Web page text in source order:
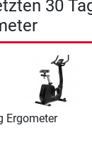
30
Ergometer